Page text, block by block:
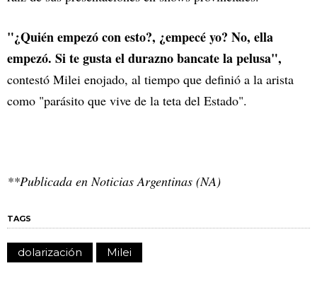
"¿Quién empezó con esto?, ¿empecé yo? No, ella
empezó. Si te gusta el durazno bancate la pelusa",
contestó Milei enojado, al tiempo que definió a la arista
como "parásito que vive de la teta del Estado".
**Publicada en Noticias Argentinas (NA)
TAGS
dolarización Milei